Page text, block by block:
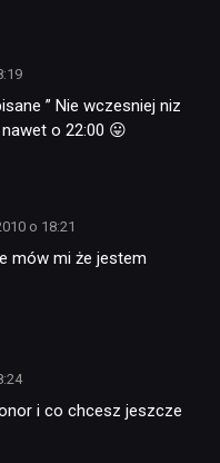
” Nie wczesniej niz
o 22:00 😛
o 18:21
mów mi że jestem
i co chcesz jeszcze